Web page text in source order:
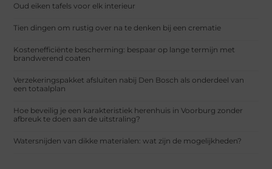
Oud eiken tafels voor elk interieur
Tien dingen om rustig over na te denken bij een crematie
Kostenefficiënte bescherming: bespaar op lange termijn met
brandwerend coaten
Verzekeringspakket afsluiten nabij Den Bosch als onderdeel van
een totaalplan
Hoe beveilig je een karakteristiek herenhuis in Voorburg zonder
afbreuk te doen aan de uitstraling?
Watersnijden van dikke materialen: wat zijn de mogelijkheden?